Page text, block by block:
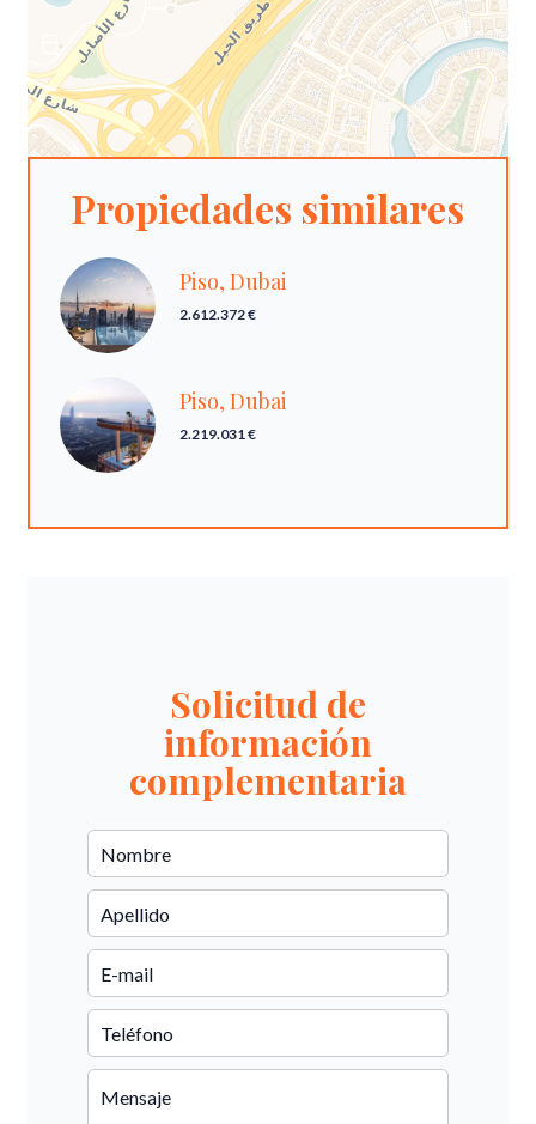
Propiedades similares
Piso, Dubai
2.612.372 €
Piso, Dubai
2.219.031 €
Solicitud de
información
complementaria